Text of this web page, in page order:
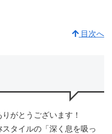
目次へ
がとうございます！
タイルの「深く息を吸っ